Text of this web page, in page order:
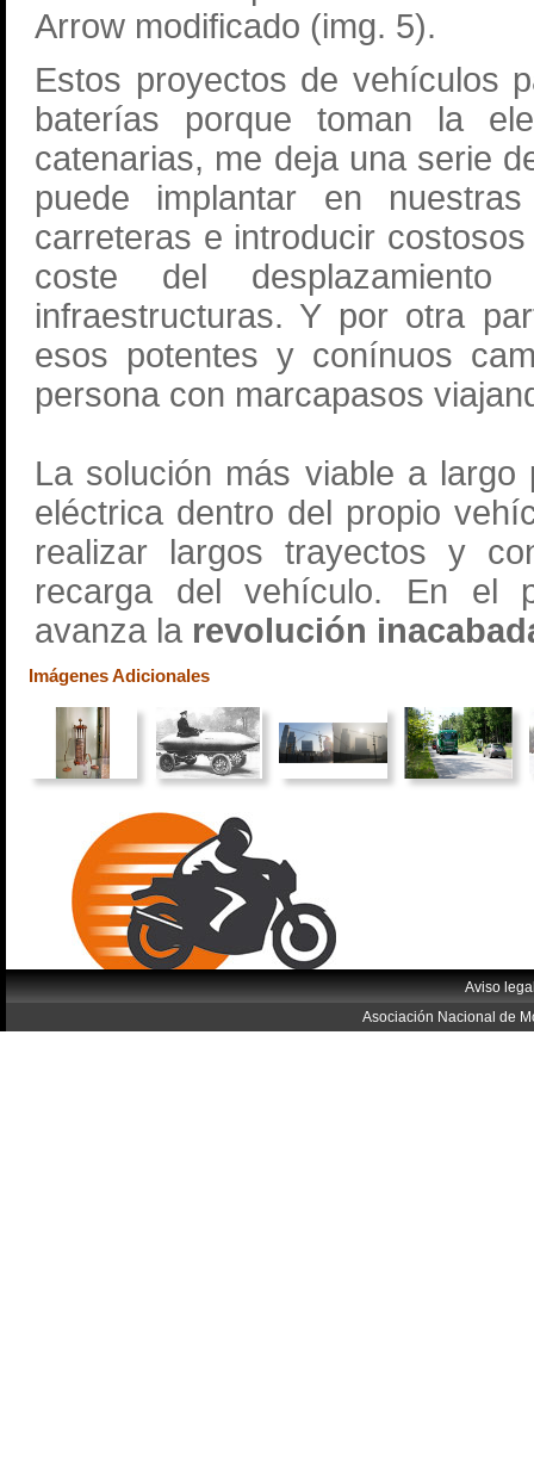
Arrow modificado (img. 5).
Estos proyectos de vehículos
baterías porque toman la
catenarias, me deja una serie
puede implantar en
carreteras e introducir
coste del
infraestructuras. Y por otra
esos potentes y conínuos
persona con marcapasos
La solución más viable a
eléctrica dentro del propio
realizar largos trayectos y
recarga del vehículo. En el
avanza la revolución
Imágenes Adicionales
Aviso
Asociación Nacional de